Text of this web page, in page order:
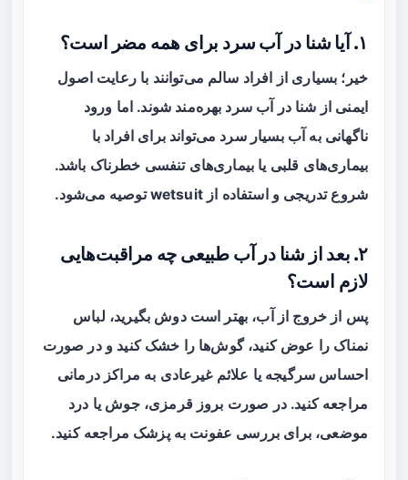
۱. آیا شنا در آب سرد برای همه مضر است؟
خیر؛ بسیاری از افراد سالم می‌توانند با رعایت اصول
ایمنی از شنا در آب سرد بهره‌مند شوند. اما ورود
ناگهانی به آب بسیار سرد می‌تواند برای افراد با
بیماری‌های قلبی یا بیماری‌های تنفسی خطرناک باشد.
شروع تدریجی و استفاده از wetsuit توصیه می‌شود.
۲. بعد از شنا در آب طبیعی چه مراقبت‌هایی
لازم است؟
پس از خروج از آب، بهتر است دوش بگیرید، لباس
نمناک را عوض کنید، گوش‌ها را خشک کنید و در صورت
احساس سرگیجه یا علائم غیرعادی به مراکز درمانی
مراجعه کنید. در صورت بروز قرمزی، جوش یا درد
موضعی، برای بررسی عفونت به پزشک مراجعه کنید.